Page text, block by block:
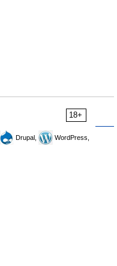
18+
Drupal,
WordPress,